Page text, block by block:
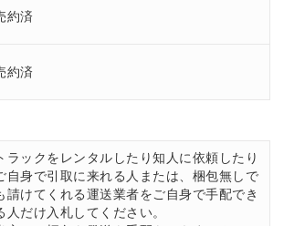
約済
約済
ラックをレンタルしたり知人に依頼したり
自身で引取に来れる人または、梱包無しで
請けてくれる運送業者をご自身で手配でき
人だけ入札してください。